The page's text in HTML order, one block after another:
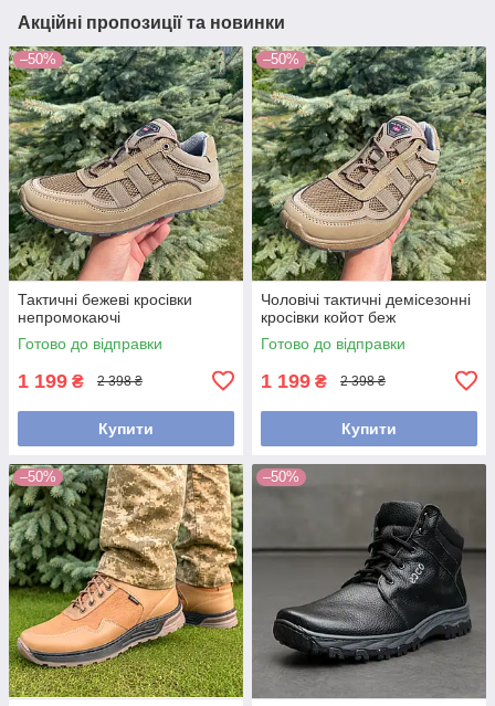
Акційні пропозиції та новинки
–50%
Тактичні бежеві кросівки
непромокаючі
Готово до відправки
1 199 ₴ 2 398 ₴
Купити
–50%
Чоловічі тактичні демісезонні
кросівки койот беж
Готово до відправки
1 199 ₴ 2 398 ₴
Купити
–50% –50%